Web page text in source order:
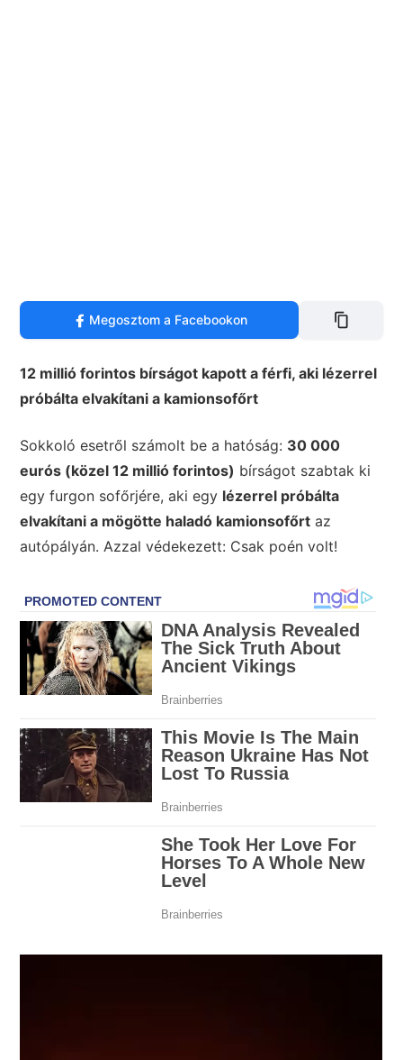
Megosztom a Facebookon
12 millió forintos bírságot kapott a férfi, aki lézerrel
próbálta elvakítani a kamionsofőrt
Sokkoló esetről számolt be a hatóság: 30 000
eurós (közel 12 millió forintos) bírságot szabtak ki
egy furgon sofőrjére, aki egy lézerrel próbálta
elvakítani a mögötte haladó kamionsofőrt az
autópályán. Azzal védekezett: Csak poén volt!